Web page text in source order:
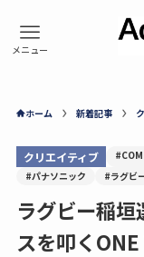
ホーム 新着記事
クリエイティブ
#パナソニック
#ラグビ
ラグビー稲
スを叩く